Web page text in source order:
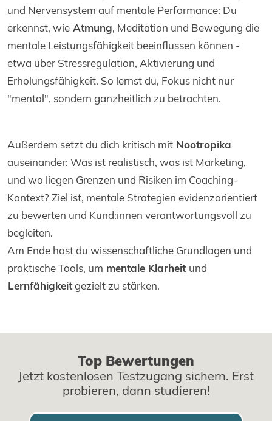
und Nervensystem auf mentale Performance: Du
erkennst, wie Atmung, Meditation und Bewegung die
mentale Leistungsfähigkeit beeinflussen können -
etwa über Stressregulation, Aktivierung und
Erholungsfähigkeit. So lernst du, Fokus nicht nur
"mental", sondern ganzheitlich zu betrachten.
Außerdem setzt du dich kritisch mit Nootropika
auseinander: Was ist realistisch, was ist Marketing,
und wo liegen Grenzen und Risiken im Coaching-
Kontext? Ziel ist, mentale Strategien evidenzorientiert
zu bewerten und Kund:innen verantwortungsvoll zu
begleiten.
Am Ende hast du wissenschaftliche Grundlagen und
praktische Tools, um mentale Klarheit und
Lernfähigkeitgezielt zu stärken.
Top Bewertungen
Jetzt kostenlosen Testzugang sichern. Erst
probieren, dann studieren!